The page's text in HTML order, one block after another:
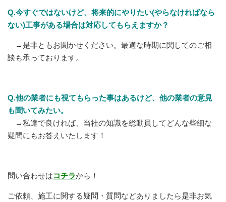
Q.今すぐではないけど、将来的にやりたい(やらなければなら
ない)工事がある場合は対応してもらえますか？
→是非ともお聞かせください。最適な時期に関してのご相
談も承っております。
Q.他の業者にも視てもらった事はあるけど、他の業者の意見
も聞いてみたい。
→私達で良ければ、当社の知識を総動員してどんな些細な
疑問にもお答えいたします！
問い合わせはコチラから！
ご依頼、施工に関する疑問・質問などありましたら是非お気